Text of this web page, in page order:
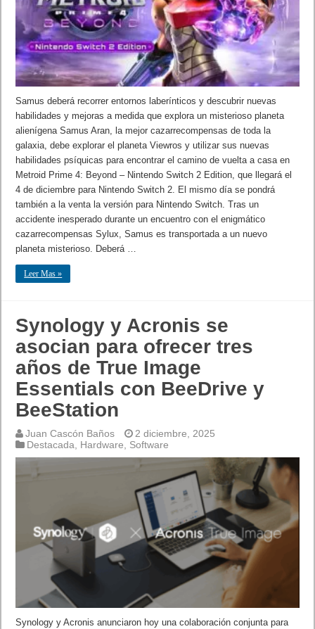
Samus deberá recorrer entornos laberínticos y descubrir nuevas
habilidades y mejoras a medida que explora un misterioso planeta
alienígena Samus Aran, la mejor cazarrecompensas de toda la
galaxia, debe explorar el planeta Viewros y utilizar sus nuevas
habilidades psíquicas para encontrar el camino de vuelta a casa en
Metroid Prime 4: Beyond – Nintendo Switch 2 Edition, que llegará el
4 de diciembre para Nintendo Switch 2. El mismo día se pondrá
también a la venta la versión para Nintendo Switch. Tras un
accidente inesperado durante un encuentro con el enigmático
cazarrecompensas Sylux, Samus es transportada a un nuevo
planeta misterioso. Deberá …
Leer Mas »
Synology y Acronis se
asocian para ofrecer tres
años de True Image
Essentials con BeeDrive y
BeeStation
Juan Cascón Baños
2 diciembre, 2025
Destacada
Hardware Software
Synology y Acronis anunciaron hoy una colaboración conjunta para